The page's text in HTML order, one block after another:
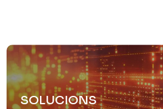
SOLUCIONS